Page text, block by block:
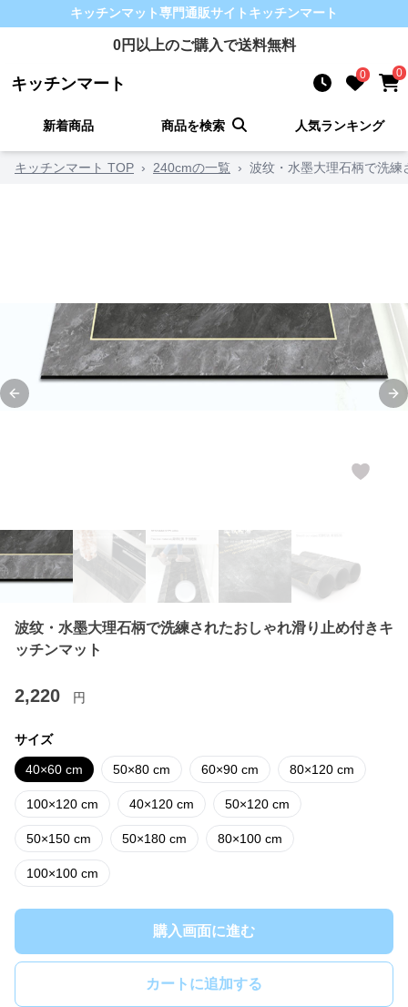
キッチンマット専門通販サイト キッチンマート
0円以上のご購入で送料無料
キッチンマート 0 0
新着商品 商品を検索 人気ランキング
キッチンマート TOP › 240cmの一覧 › 波纹・水墨大理石柄で洗
Previous slide
波纹・水墨大理石柄で洗練されたおしゃれ滑り止め付きキ
ッチンマット
2,220 円
サイズ
40×60 cm 50×80 cm 60×90 cm 80×120 cm
100×120 cm 40×120 cm 50×120 cm
50×150 cm 50×180 cm 80×100 cm
100×100 cm
購入画面に進む
カートに追加する